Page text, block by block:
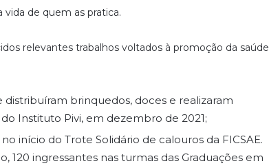
vida de quem as pratica.
relevantes trabalhos voltados à promoção da saúde
brinquedos, doces e realizaram
Instituto Pivi, em dezembro de 2021;
início do Trote Solidário de calouros da FICSAE.
120 ingressantes nas turmas das Graduações em